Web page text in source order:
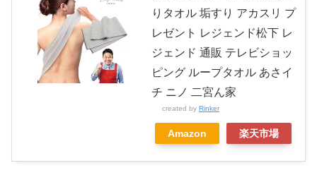
りタオル 垢すり アカスリ プ
レゼント レジェンド松下 レ
ジェンド 通販 テレビショッ
ピング ループタオル あさイ
チ ニノ 二宮ん家
created by Rinker
Amazon 楽天市場